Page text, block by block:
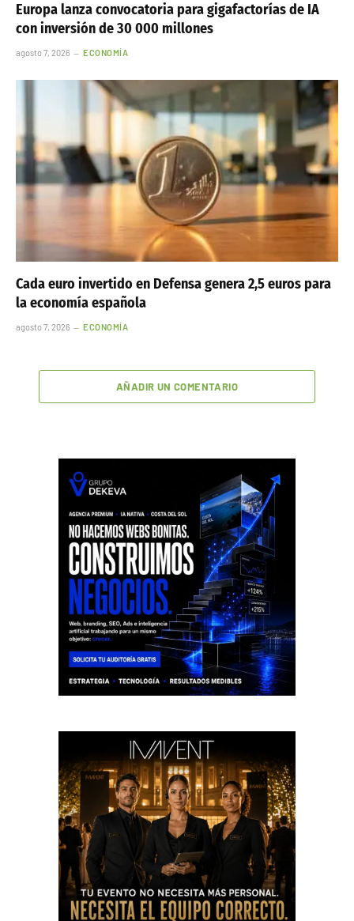
Europa lanza convocatoria para gigafactorías de IA
con inversión de 30 000 millones
agosto 7, 2026 ECONOMÍA
Cada euro invertido en Defensa genera 2,5 euros para
la economía española
agosto 7, 2026 ECONOMÍA
AÑADIR UN COMENTARIO